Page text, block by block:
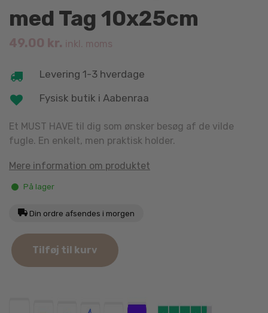
med Tag 10x25cm
49.00 kr. inkl. moms
Levering 1-3 hverdage
Fysisk butik i Aabenraa
Et MUST HAVE til dig som ønsker besøg af de vilde
fugle. En enkelt, men praktisk holder.
Mere information om produktet
På lager
Din ordre afsendes i morgen
Trixie
Fedtkugleholder
med
Tilføj til kurv